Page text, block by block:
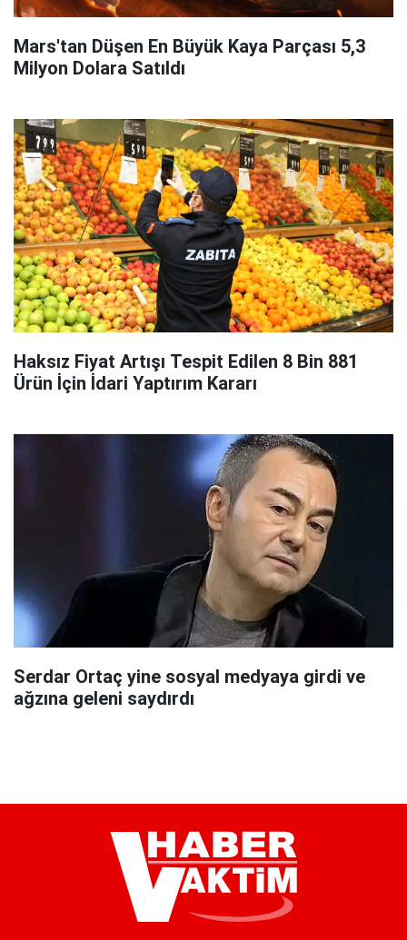
Mars'tan Düşen En Büyük Kaya Parçası 5,3
Milyon Dolara Satıldı
Haksız Fiyat Artışı Tespit Edilen 8 Bin 881
Ürün İçin İdari Yaptırım Kararı
Serdar Ortaç yine sosyal medyaya girdi ve
ağzına geleni saydırdı